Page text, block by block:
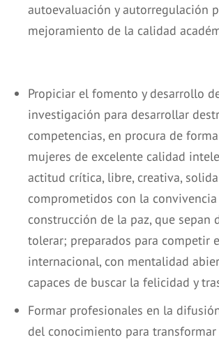
autoevaluación y autorregulación
mejoramiento de la calidad
Propiciar el fomento y desarrollo
investigación para desarrollar
competencias, en procura de
mujeres de excelente calidad
actitud crítica, libre, creativa,
comprometidos con la convivencia
construcción de la paz, que sepan
tolerar; preparados para competir
internacional, con mentalidad
capaces de buscar la felicidad y
Formar profesionales en la
del conocimiento para